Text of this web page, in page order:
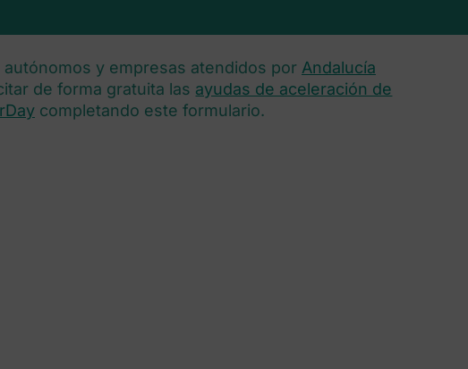
y empresas atendidos por Andalucía
de forma gratuita las ayudas de aceleración de
completando este formulario.